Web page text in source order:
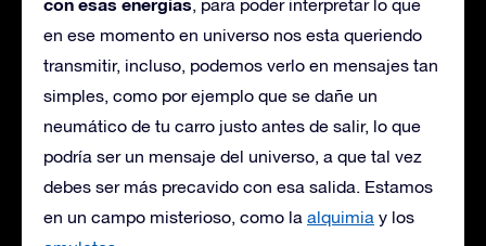
, para poder interpretar lo que
en ese momento en universo nos esta queriendo
transmitir, incluso, podemos verlo en mensajes tan
simples, como por ejemplo que se dañe un
neumático de tu carro justo antes de salir, lo que
podría ser un mensaje del universo, a que tal vez
debes ser más precavido con esa salida. Estamos
en un campo misterioso, como la alquimia y los